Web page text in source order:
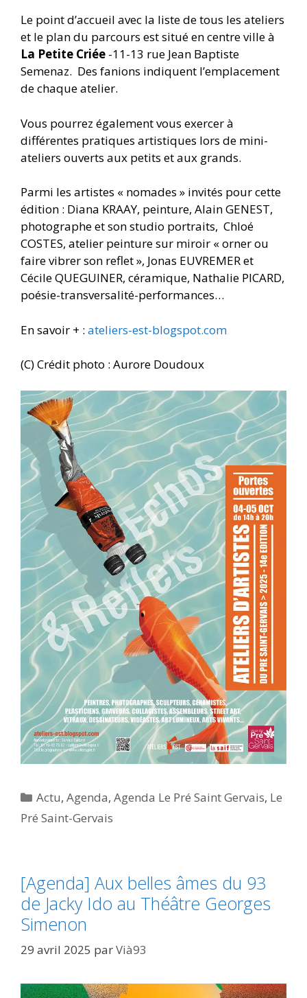
Le point d’accueil avec la liste de tous les ateliers
et le plan du parcours est situé en centre villeà
La Petite Criée -11-13 rue Jean Baptiste
Semenaz. Des fanions indiquent l’emplacement
de chaque atelier.
Vous pourrez également vous exercer à
différentes pratiques artistiques lors de mini-
ateliers ouverts aux petits et aux grands.
Parmi les artistes « nomades » invités pour cette
édition : Diana KRAAY, peinture, Alain GENEST,
photographe et son studio portraits, Chloé
COSTES, atelier peinture sur miroir « orner ou
faire vibrer son reflet », Jonas EUVREMER et
Cécile QUEGUINER, céramique, Nathalie PICARD,
poésie-transversalité-performances…
En savoir + : ateliers-est-blogspot.com
(C) Crédit photo : Aurore Doudoux
Catégories
Actu,Agenda,Agenda Le Pré Saint Gervais, Le
Pré Saint-Gervais
[Agenda] Aux belles âmes du 93
de Jacky Ido au Théâtre Georges
Simenon
29 avril 2025 parVià93